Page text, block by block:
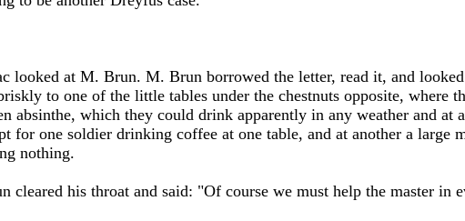
looked at M. Brun. M. Brun borrowed the letter, read it, and
to one of the little tables under the chestnuts opposite, where
absinthe, which they could drink apparently in any weather and at
for one soldier drinking coffee at one table, and at another a large
nothing.
cleared his throat and said: "Of course we must help the master in